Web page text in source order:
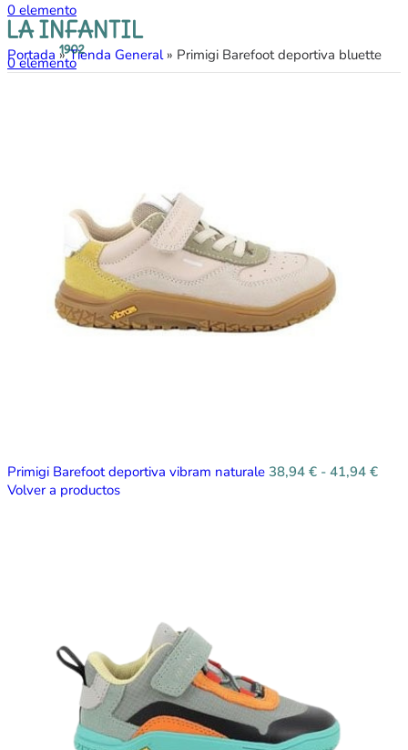
0 elemento
0elemento
Portada »Tienda General» Primigi Barefoot deportiva bluette
Primigi Barefoot deportiva vibram naturale 38,94 € - 41,94 €
Volver a productos